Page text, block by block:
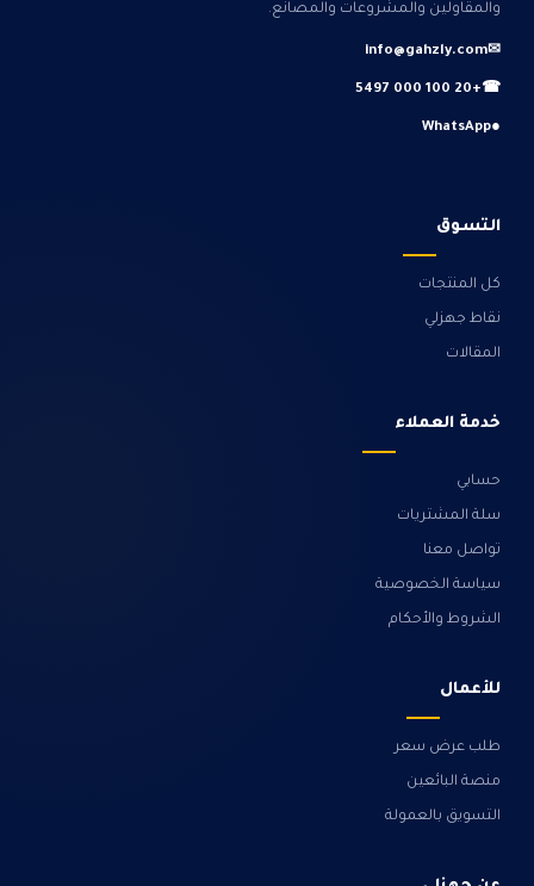
والمقاولين والمشروعات والمصانع.
✉
info@gahzly.com
☎
+20 100 000 5497
●
WhatsApp
التسوق
كل المنتجات
نقاط جهزلي
المقالات
خدمة العملاء
حسابي
سلة المشتريات
تواصل معنا
سياسة الخصوصية
الشروط والأحكام
للأعمال
طلب عرض سعر
منصة البائعين
التسويق بالعمولة